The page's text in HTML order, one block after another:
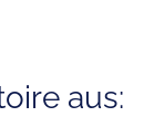
aus: